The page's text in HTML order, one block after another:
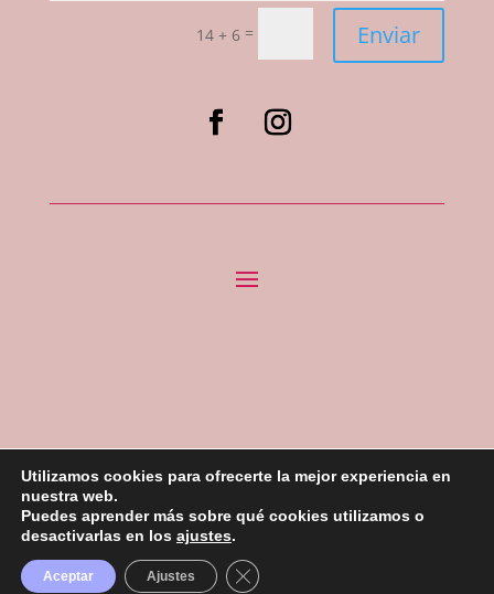
14 + 6 = Enviar
Todos los Derechos reservados «La Duquesa Cakes»
2023 –
Desarrollado por ROI Agencia Creativa
Utilizamos cookies para ofrecerte la mejor experiencia en
nuestra web.
Puedes aprender más sobre qué cookies utilizamos o
desactivarlas en los ajustes.
Aceptar Ajustes Cerrar el banner de cookies RGPD